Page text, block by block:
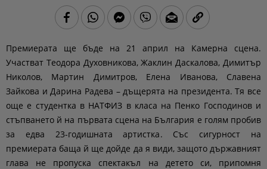
Премиерата ще бъде на 21 април на Камерна сцена.
Участват Теодора Духовникова, Жаклин Даскалова, Димитър
Николов, Мартин Димитров, Елена Иванова, Славена
Зайкова и Дарина Радева – дъщерята на президента. Тя все
още е студентка в НАТФИЗ в класа на Пенко Господинов и
стъпването й на първата сцена на България е голям пробив
за едва 23-годишната артистка. Със сигурност на
премиерата баща й ще дойде да я види, защото държавният
глава не пропуска спектакъл на детето си, припомня